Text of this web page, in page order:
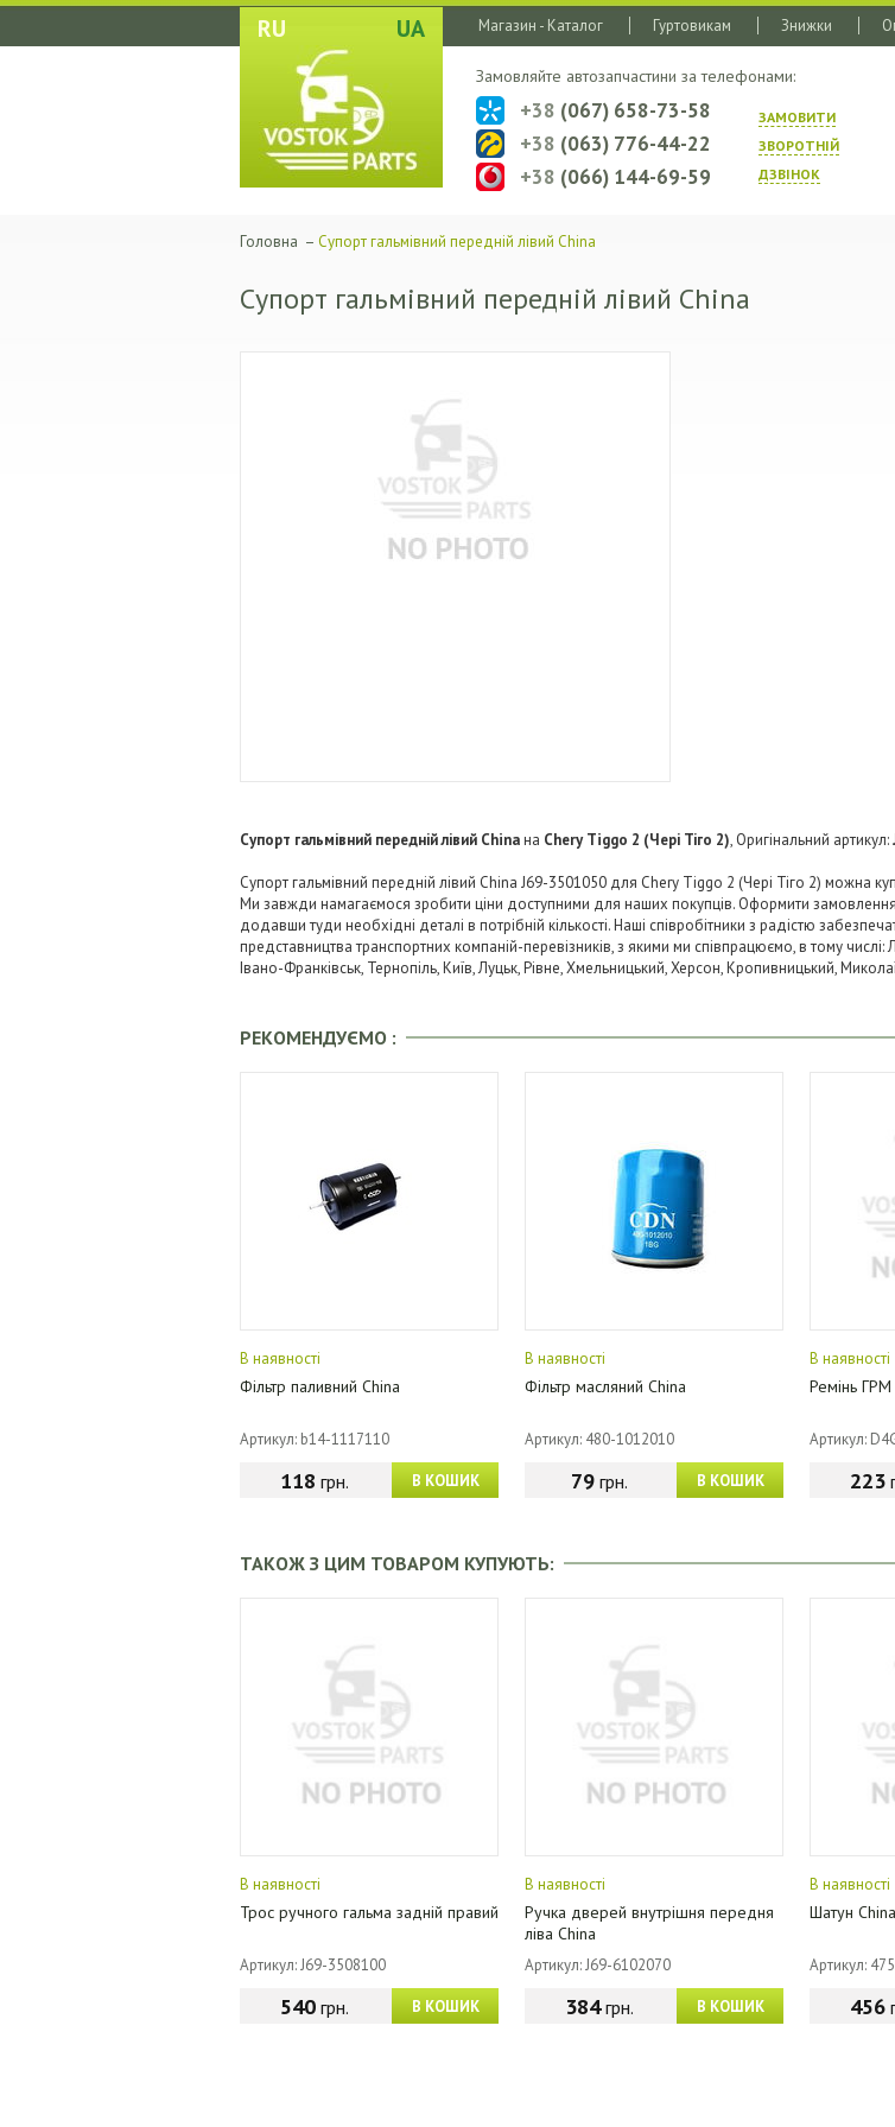
RU UA Магазин - Каталог Гуртовикам Знижки
Замовляйте автозапчастини за телефонами:
ЗАМОВИТИ
ЗВОРОТНIЙ
ДЗВIНОК
+38 (067) 658-73-58
+38 (063) 776-44-22
+38 (066) 144-69-59
Головна – Супорт гальмівний передній лівий China
Супорт гальмівний передній лівий China
Супорт гальмівний передній лівий Chinaна Chery Tiggo 2 (Чері Тіго 2), Оригінальний артикул:
Супорт гальмівний передній лівий China J69-3501050 для Chery Tiggo 2 (Чері Тіго 2) можна
Ми завжди намагаємося зробити ціни доступними для наших покупців. Оформити
додавши туди необхідні деталі в потрібній кількості. Наші співробітники з радістю
представництва транспортних компаній-перевізників, з якими ми співпрацюємо, в тому
Івано-Франківськ, Тернопіль, Київ, Луцьк, Рівне, Хмельницький, Херсон, Кропивницький,
РЕКОМЕНДУЄМО :
В наявності
Фільтр паливний China
Артикул: b14-1117110
В КОШИК
118 грн.
В наявності
Фільтр масляний China
Артикул: 480-1012010
В КОШИК
79грн.
В наявності
Ремінь ГРМ
Артикул:
223
ТАКОЖ З ЦИМ ТОВАРОМ КУПУЮТЬ:
В наявності
Трос ручного гальма задній правий
Артикул: J69-3508100
В КОШИК
540грн.
В наявності
Ручка дверей внутрішня передня
ліва China
Артикул: J69-6102070
В КОШИК
384грн.
В наявності
Шатун China
Артикул:
456